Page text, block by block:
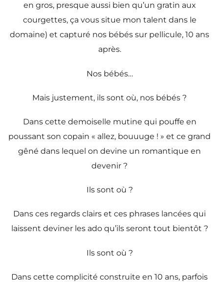
en gros, presque aussi bien qu’un gratin aux
courgettes, ça vous situe mon talent dans le
domaine) et capturé nos bébés sur pellicule, 10 ans
après.
Nos bébés…
Mais justement, ils sont où, nos bébés ?
Dans cette demoiselle mutine qui pouffe en
poussant son copain « allez, bouuuge ! » et ce grand
gêné dans lequel on devine un romantique en
devenir ?
Ils sont où ?
Dans ces regards clairs et ces phrases lancées qui
laissent deviner les ado qu’ils seront tout bientôt ?
Ils sont où ?
Dans cette complicité construite en 10 ans, parfois